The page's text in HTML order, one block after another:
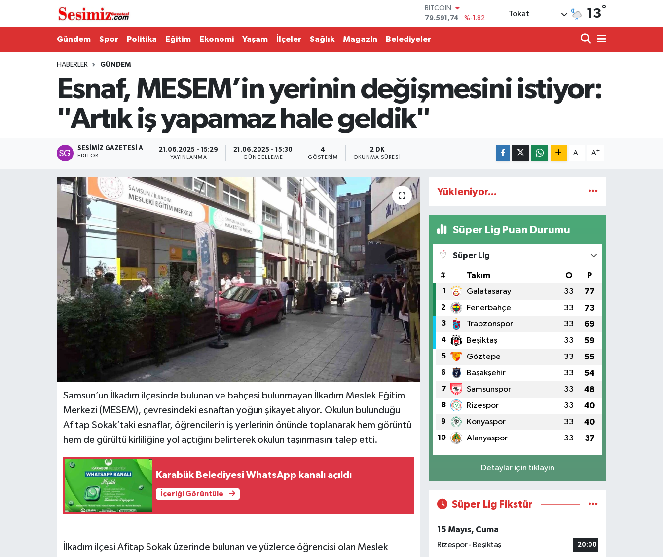
79.591,74
DOLAR
53,38690
STERLİN
6862,09000
%0.19
BİST100
14.598,00
Tokat 13°
Gündem Spor Politika Eğitim Ekonomi Yaşam İlçeler Sağlık Magazin Belediyeler
HABERLER GÜNDEM
Esnaf, MESEM’in yerinin değişmesini istiyor:
"Artık iş yapamaz hale geldik"
SESIMIZ GAZETESI A
EDITÖR
21.06.2025 - 15:29
YAYINLANMA
21.06.2025 - 15:30
GÜNCELLEME
4
GÖSTERIM
2 DK
OKUNMA SÜRESI
A- A+
Samsun’un İlkadım ilçesinde bulunan ve bahçesi bulunmayan İlkadım Meslek Eğitim
Merkezi (MESEM), çevresindeki esnaftan yoğun şikayet alıyor. Okulun bulunduğu
Afitap Sokak’taki esnaflar, öğrencilerin iş yerlerinin önünde toplanarak hem görüntü
hem de gürültü kirliliğine yol açtığını belirterek okulun taşınmasını talep etti.
Karabük Belediyesi WhatsApp kanalı açıldı
İçeriği Görüntüle
İlkadım ilçesi Afitap Sokak üzerinde bulunan ve yüzlerce öğrencisi olan Meslek
Yükleniyor...
Süper Lig Puan Durumu
Süper Lig
# Takım O P
1 Galatasaray 33 77
2 Fenerbahçe 33 73
3 Trabzonspor 33 69
4 Beşiktaş 33 59
5 Göztepe 33 55
6 Başakşehir 33 54
7 Samsunspor 33 48
8 Rizespor 33 40
9 Konyaspor 33 40
10 Alanyaspor 33 37
Detaylar için tıklayın
Süper Lig Fikstür
15 Mayıs, Cuma
Rizespor - Beşiktaş
20:00
Magazin
Teknoloji
Tokat Haberleri
Nöbetçi Eczaneler
Hava Durumu
Namaz Vakitleri
Trafik Durumu
Tüm Manşetler
Son Dakika Haberleri
Haber Arşivi